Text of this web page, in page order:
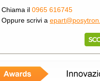
Chiama il 0965 616745
Oppure scrivi a